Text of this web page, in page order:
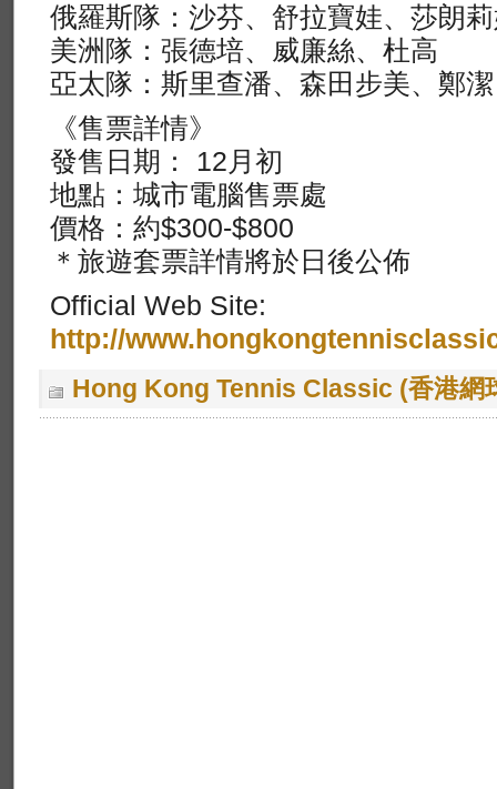
俄羅斯隊：沙芬、舒拉寶娃、莎朗
美洲隊：張德培、威廉絲、杜高
亞太隊：斯里查潘、森田步美、鄭潔
《售票詳情》
發售日期： 12月初
地點：城市電腦售票處
價格：約$300-$800
＊旅遊套票詳情將於日後公佈
Official Web Site:
http://
Hong Kong Tennis Classic (香港網